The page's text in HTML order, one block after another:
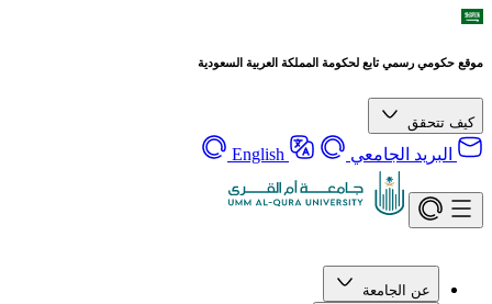
موقع حكومي رسمي تابع لحكومة المملكة العربية السعودية
كيف تتحقق
البريد الجامعي English
عن الجامعة